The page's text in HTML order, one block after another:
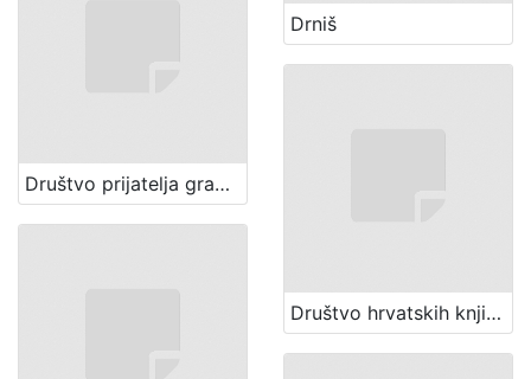
Drniš
Društvo hrvatskih književnika (Zagreb)
Društvo prijatelja gradskog Zoološkog vrta (Zagreb)